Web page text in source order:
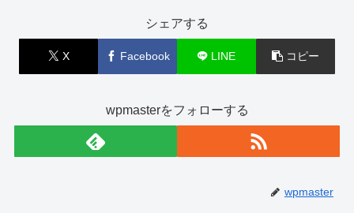
シェアする
X Facebook LINE コピー
wpmasterをフォローする
wpmaster